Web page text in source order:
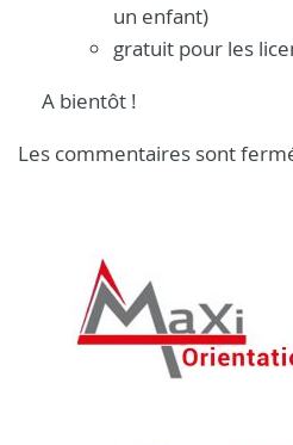
un enfant)
gratuit pour les
A bientôt !
Les commentaires sont